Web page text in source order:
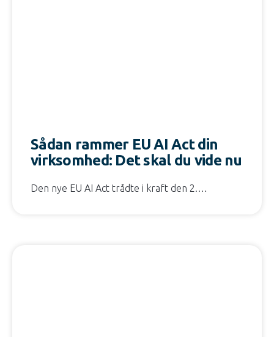
Sådan rammer EU AI Act din
virksomhed: Det skal du vide nu
Den nye EU AI Act trådte i kraft den 2.…